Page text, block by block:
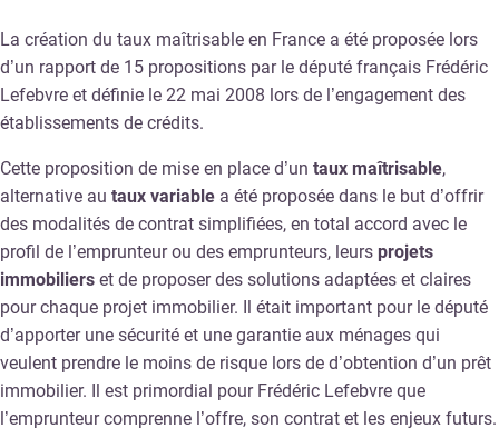
La création du taux maîtrisable en France a été proposée lors
d’un rapport de 15 propositions par le député français Frédéric
Lefebvre et définie le 22 mai 2008 lors de l’engagement des
établissements de crédits.
Cette proposition de mise en place d’un taux maîtrisable,
alternative au taux variable a été proposée dans le but d’offrir
des modalités de contrat simplifiées, en total accord avec le
profil de l’emprunteur ou des emprunteurs, leurs projets
immobiliers et de proposer des solutions adaptées et claires
pour chaque projet immobilier. Il était important pour le député
d’apporter une sécurité et une garantie aux ménages qui
veulent prendre le moins de risque lors de d’obtention d’un prêt
immobilier. Il est primordial pour Frédéric Lefebvre que
l’emprunteur comprenne l’offre, son contrat et les enjeux futurs.